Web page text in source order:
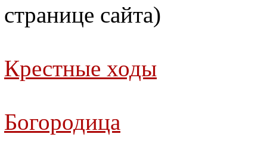
странице сайта)
Крестные ходы
Богородица